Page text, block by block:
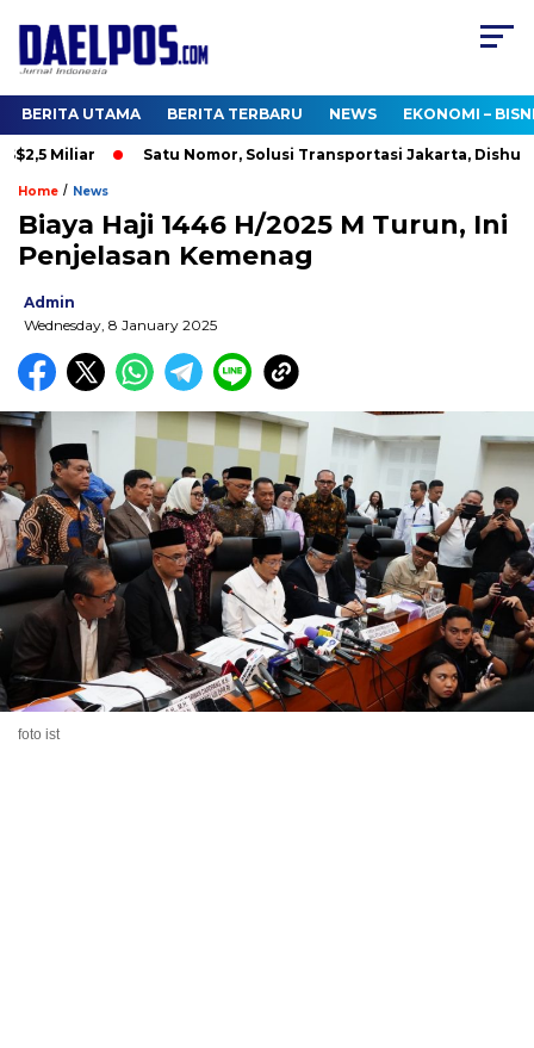
BERITA UTAMA BERITA TERBARU NEWS EKONOMI –
Miliar Satu Nomor, Solusi Transportasi Jakarta, Dishub
Home / News
Biaya Haji 1446 H/2025 M Turun, Ini
Penjelasan Kemenag
Admin
Wednesday, 8 January 2025
foto ist